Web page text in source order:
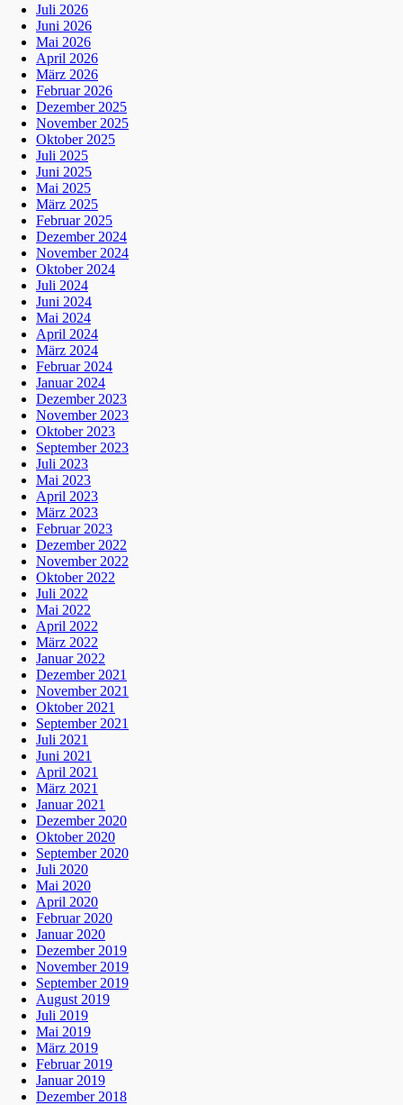
Juli 2026
Juni 2026
Mai 2026
April 2026
März 2026
Februar 2026
Dezember 2025
November 2025
Oktober 2025
Juli 2025
Juni 2025
Mai 2025
März 2025
Februar 2025
Dezember 2024
November 2024
Oktober 2024
Juli 2024
Juni 2024
Mai 2024
April 2024
März 2024
Februar 2024
Januar 2024
Dezember 2023
November 2023
Oktober 2023
September 2023
Juli 2023
Mai 2023
April 2023
März 2023
Februar 2023
Dezember 2022
November 2022
Oktober 2022
Juli 2022
Mai 2022
April 2022
März 2022
Januar 2022
Dezember 2021
November 2021
Oktober 2021
September 2021
Juli 2021
Juni 2021
April 2021
März 2021
Januar 2021
Dezember 2020
Oktober 2020
September 2020
Juli 2020
Mai 2020
April 2020
Februar 2020
Januar 2020
Dezember 2019
November 2019
September 2019
August 2019
Juli 2019
Mai 2019
März 2019
Februar 2019
Januar 2019
Dezember 2018